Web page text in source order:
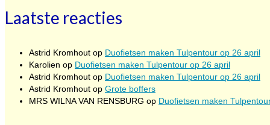
Laatste reacties
Astrid Kromhout op Duofietsen maken Tulpentour op 26 april
Karolien op Duofietsen maken Tulpentour op 26 april
Astrid Kromhout op Duofietsen maken Tulpentour op 26 april
Astrid Kromhout op Grote boffers
MRS WILNA VAN RENSBURG op Duofietsen maken